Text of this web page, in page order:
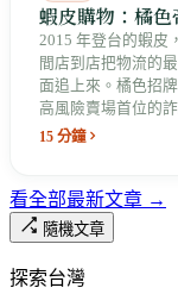
蝦皮購物：橘
2015 年登台的蝦皮
間店到店把物流的
面追上來。橘色招
高風險賣場首位的
留在台灣的數位社會
15 分鐘
看全部最新文章 →
隨機文章
探索台灣